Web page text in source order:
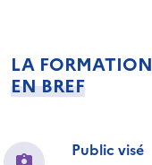
LA FORMATION
EN BREF
Public visé